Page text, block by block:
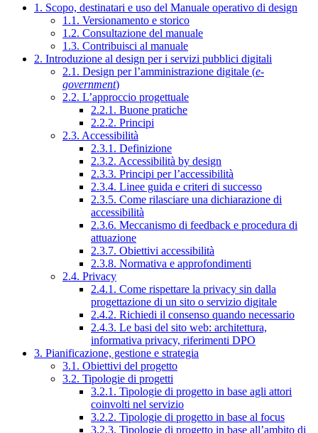
1. Scopo, destinatari e uso del Manuale operativo di design
1.1. Versionamento e storico
1.2. Consultazione del manuale
1.3. Contribuisci al manuale
2. Introduzione al design per i servizi pubblici digitali
2.1. Design per l’amministrazione digitale (e-
government)
2.2. L’approccio progettuale
2.2.1. Buone pratiche
2.2.2. Principi
2.3. Accessibilità
2.3.1. Definizione
2.3.2. Accessibilità by design
2.3.3. Principi per l’accessibilità
2.3.4. Linee guida e criteri di successo
2.3.5. Come rilasciare una dichiarazione di
accessibilità
2.3.6. Meccanismo di feedback e procedura di
attuazione
2.3.7. Obiettivi accessibilità
2.3.8. Normativa e approfondimenti
2.4. Privacy
2.4.1. Come rispettare la privacy sin dalla
progettazione di un sito o servizio digitale
2.4.2. Richiedi il consenso quando necessario
2.4.3. Le basi del sito web: architettura,
informativa privacy, riferimenti DPO
3. Pianificazione, gestione e strategia
3.1. Obiettivi del progetto
3.2. Tipologie di progetti
3.2.1. Tipologie di progetto in base agli attori
coinvolti nel servizio
3.2.2. Tipologie di progetto in base al focus
3.2.3. Tipologie di progetto in base all’ambito di